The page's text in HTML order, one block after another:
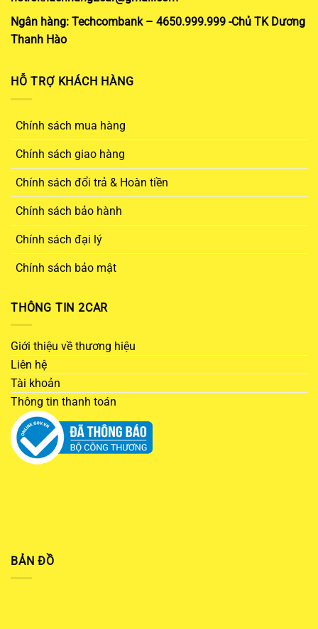
Ngân hàng: Techcombank – 4650.999.999 -Chủ TK Dương
Thanh Hào
HỖ TRỢ KHÁCH HÀNG
Chính sách mua hàng
Chính sách giao hàng
Chính sách đổi trả & Hoàn tiền
Chính sách bảo hành
Chính sách đại lý
Chính sách bảo mật
THÔNG TIN 2CAR
Giới thiệu về thương hiệu
Liên hệ
Tài khoản
Thông tin thanh toán
BẢN ĐỒ